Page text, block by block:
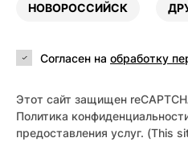
НОВОРОССИЙСК
Согласен на обработку
Этот сайт защищен
Политика
предоставления услуг. (This